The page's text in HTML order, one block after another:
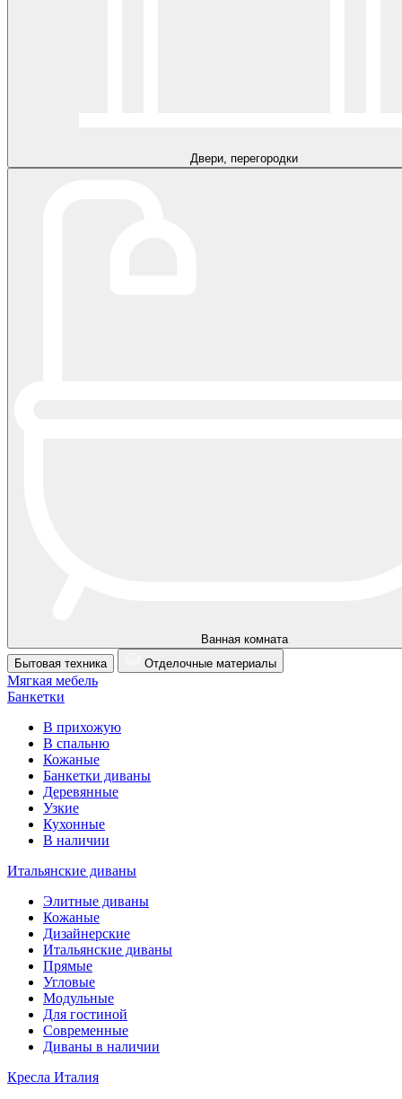
Двери, перегородки
Ванная комната
Бытовая техника
Отделочные материалы
Мягкая мебель
Банкетки
В прихожую
В спальню
Кожаные
Банкетки диваны
Деревянные
Узкие
Кухонные
В наличии
Итальянские диваны
Элитные диваны
Кожаные
Дизайнерские
Итальянские диваны
Прямые
Угловые
Модульные
Для гостиной
Современные
Диваны в наличии
Кресла Италия